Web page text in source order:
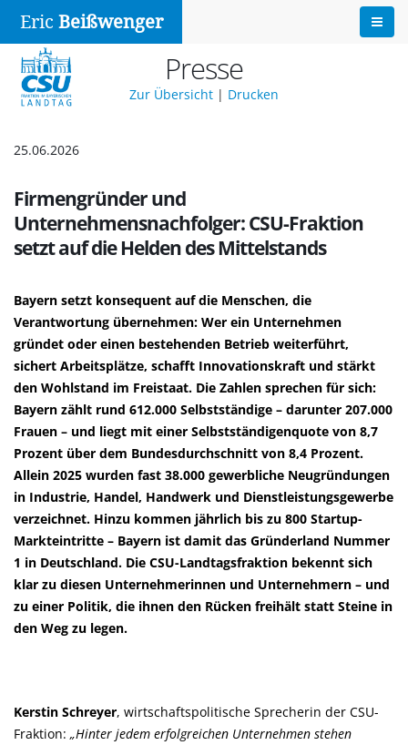
Eric Beißwenger
Presse
Zur Übersicht | Drucken
25.06.2026
Firmengründer und
Unternehmensnachfolger: CSU-Fraktion
setzt auf die Helden des Mittelstands
Bayern setzt konsequent auf die Menschen, die
Verantwortung übernehmen: Wer ein Unternehmen
gründet oder einen bestehenden Betrieb weiterführt,
sichert Arbeitsplätze, schafft Innovationskraft und stärkt
den Wohlstand im Freistaat. Die Zahlen sprechen für sich:
Bayern zählt rund 612.000 Selbstständige – darunter 207.000
Frauen – und liegt mit einer Selbstständigenquote von 8,7
Prozent über dem Bundesdurchschnitt von 8,4 Prozent.
Allein 2025 wurden fast 38.000 gewerbliche Neugründungen
in Industrie, Handel, Handwerk und Dienstleistungsgewerbe
verzeichnet. Hinzu kommen jährlich bis zu 800 Startup-
Markteintritte – Bayern ist damit das Gründerland Nummer
1 in Deutschland. Die CSU-Landtagsfraktion bekennt sich
klar zu diesen Unternehmerinnen und Unternehmern – und
zu einer Politik, die ihnen den Rücken freihält statt Steine in
den Weg zu legen.
Kerstin Schreyer, wirtschaftspolitische Sprecherin der CSU-
Fraktion: Hinter jedem erfolgreichen Unternehmen stehen